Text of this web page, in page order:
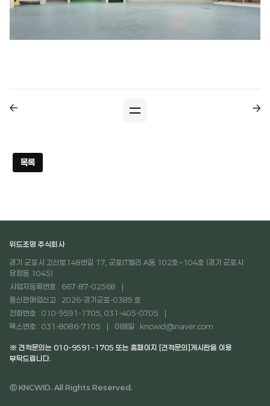
목록
위드조명 주식회사
경기 군포시 고산로148번길 17, 군포IT밸리 A동 102호~104호 (경기 군포시
당정동 1045)
사업자등록번호 : 667-87-02568
통신판매업신고 : 2026-경기군포-0389 호
전화번호 : 010-9591-1705, 031-405-0705
팩스번호 : 031-8086-7105
이메일 : kncwid@naver.com
※ 견적문의는 010-9591-1705 또는 홈페이지 [견적문의]게시판을 이용
부탁드립니다.
ⓒ KNCWID. All Rights Reserved.